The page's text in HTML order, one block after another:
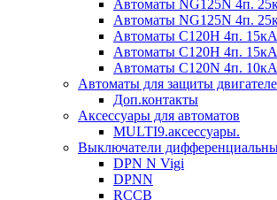
Автоматы NG125N 4п.
Автоматы NG125N 4п.
Автоматы С120H 4п.
Автоматы С120H 4п.
Автоматы С120N 4п. 10кА
Автоматы для защиты
Доп.контакты
Аксессуары для автоматов
MULTI9.аксессуары.
Выключатели
DPN N Vigi
DPNN
RCCB